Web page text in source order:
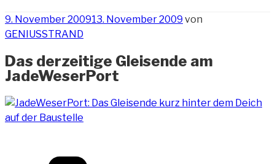
Veröffentlicht
am
9. November 200913. November 2009 von
GENIUSSTRAND
Das derzeitige Gleisende am
JadeWeserPort